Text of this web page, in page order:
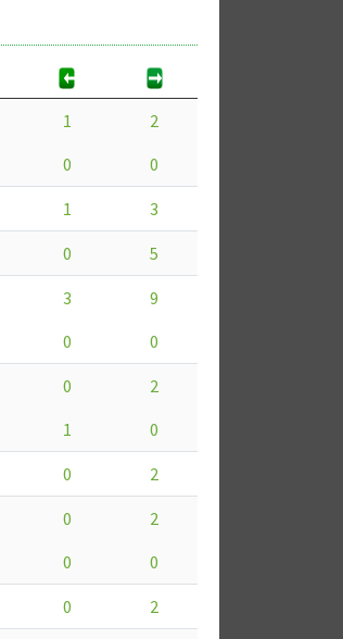
1
2
0 0
1 3
0 5
3
9
0 0
0
2
1 0
0 2
0
2
0 0
0 2